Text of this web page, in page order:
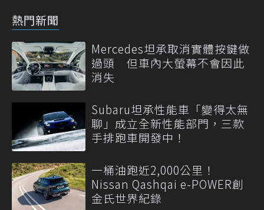
熱門新聞
Mercedes坦承取消實體按鍵做
過頭 但車內大螢幕不會因此
消失
Subaru坦承性能車「變得太無
聊」成立全新性能部門，三款
手排跑車開發中！
一桶油跑近2,000公里！
Nissan Qashqai e-POWER創
金氏世界紀錄